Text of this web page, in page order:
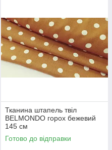
Тканина штапель твіл
BELMONDO горох бежевий
145 см
Готово до відправки